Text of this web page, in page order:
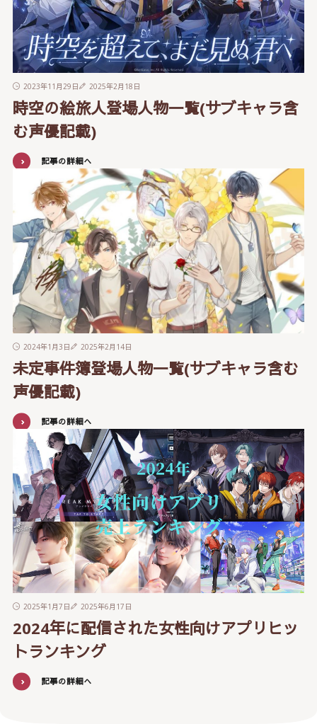
2023年11月29日 2025年2月18日
時空の絵旅人登場人物一覧(サブキャラ含
む声優記載)
記事の詳細へ
2024年1月3日 2025年2月14日
未定事件簿登場人物一覧(サブキャラ含む
声優記載)
記事の詳細へ
2025年1月7日 2025年6月17日
2024年に配信された女性向けアプリヒッ
トランキング
記事の詳細へ